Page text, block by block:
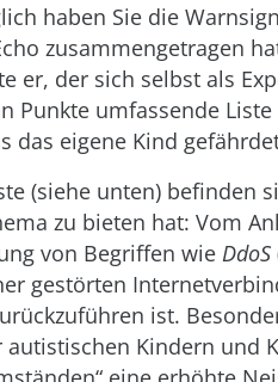
haben Sie die
zusammengetragen
er, der sich selbst als
Punkte umfassende
das eigene Kind
(siehe unten) befinden
zu bieten hat: Vom
von Begriffen wie DdoS
gestörten
ist.
autistischen Kindern und